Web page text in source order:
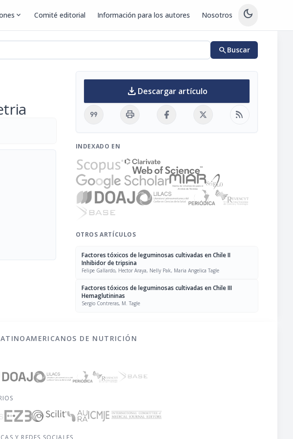
expand_more Comité editorial Información para los autores Nosotros dark_mode
searchBuscar
download Descargar artículo
format_quote print rss_feed
INDEXADO EN
OTROS ARTÍCULOS
Factores tóxicos de leguminosas cultivadas en Chile II
Inhibidor de tripsina
Felipe Gallardo, Hector Araya, Nelly Pak, Maria Angelica Tagle
Factores tóxicos de leguminosas cultivadas en Chile III
Hemaglutininas
Sergio Contreras, M. Tagle
DE NUTRICIÓN
Y REDES SOCIALES